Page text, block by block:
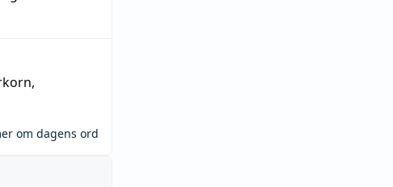
,
om dagens ord